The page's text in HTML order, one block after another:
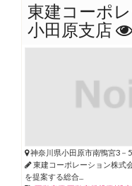
東建コーポ
小田原支店
神奈川県小田原市南鴨宮3－
東建コーポレーション株式
を提案する総合...